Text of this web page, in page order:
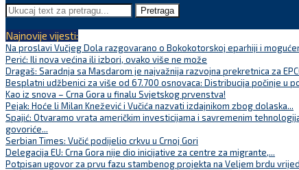
Pretraga
Najnovije vijesti:
Na proslavi Vučjeg Dola razgovarano o Bokokotorskoj eparhiji i
Perić: Ili nova većina ili izbori, ovako više ne može
Dragaš: Saradnja sa Masdarom je najvažnija razvojna prekretnica za
Besplatni udžbenici za više od 67.700 osnovaca: Distribucija počinje u
Kao iz snova – Crna Gora u finalu Svjetskog prvenstva!
Pejak: Hoće li Milan Knežević i Vučića nazvati izdajnikom zbog dolaska...
Spajić: Otvaramo vrata američkim investicijama i savremenim
govoriće...
Serbian Times: Vučić podijelio crkvu u Crnoj Gori
Delegacija EU: Crna Gora nije dio inicijative za centre za migrante,...
Potpisan ugovor za prvu fazu stambenog projekta na Veljem brdu